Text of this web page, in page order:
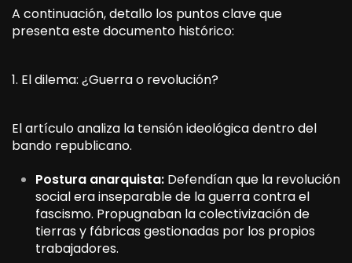
A continuación, detallo los puntos clave que
presenta este documento histórico:
1. El dilema: ¿Guerra o revolución?
El artículo analiza la tensión ideológica dentro del
bando republicano.
Postura anarquista: Defendían que la revolución
social era inseparable de la guerra contra el
fascismo. Propugnaban la colectivización de
tierras y fábricas gestionadas por los propios
trabajadores.